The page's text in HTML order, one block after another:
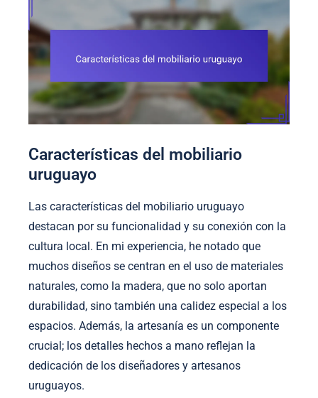
Características del mobiliario
uruguayo
Las características del mobiliario uruguayo
destacan por su funcionalidad y su conexión con la
cultura local. En mi experiencia, he notado que
muchos diseños se centran en el uso de materiales
naturales, como la madera, que no solo aportan
durabilidad, sino también una calidez especial a los
espacios. Además, la artesanía es un componente
crucial; los detalles hechos a mano reflejan la
dedicación de los diseñadores y artesanos
uruguayos.